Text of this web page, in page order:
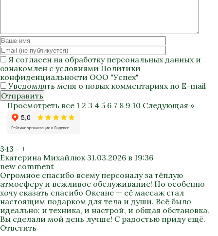
Я согласен на обработку персональных данныхи
ознакомлен с условиями Политики
конфиденциальности ООО "Успех"
Уведомлять меня о новых комментариях по E-mail
Отправить
Просмотреть все 1 2 3 4 5 6 7 8 9 10 Следующая »
343 - +
Екатерина Михайлюк 31.03.2026 в 19:36
new comment
Огромное спасибо всему персоналу за тёплую
атмосферу и вежливое обслуживание! Но особенно
хочу сказать спасибо Оксане — её массаж стал
настоящим подарком для тела и души. Всё было
идеально: и техника, и настрой, и общая обстановка.
Вы сделали мой день лучше! С радостью приду ещё.
Ответить